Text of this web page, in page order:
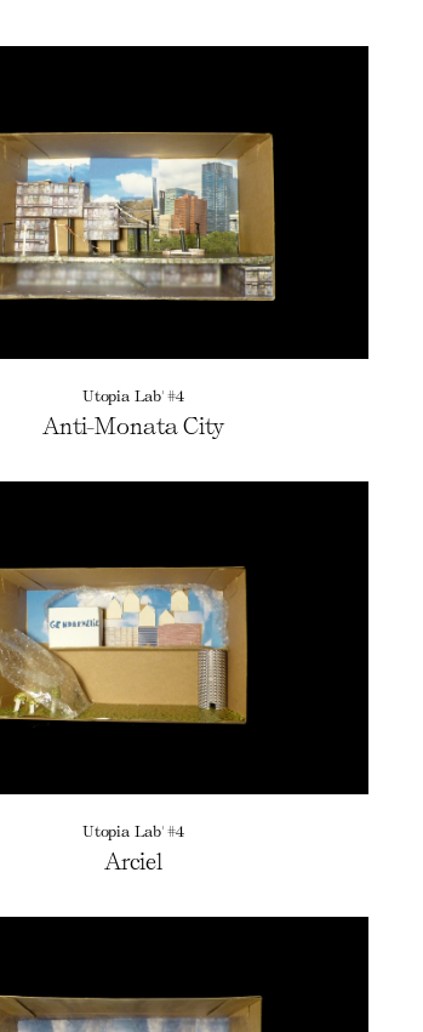
Utopia Lab' #4
Anti-Monata City
Utopia Lab' #4
Arciel